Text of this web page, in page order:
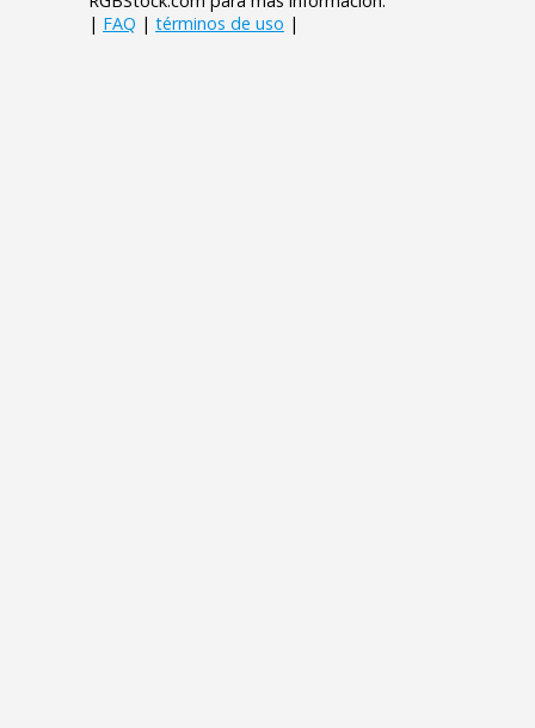
| FAQ | términos de uso |